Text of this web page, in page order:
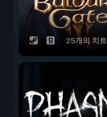
25개의 치트